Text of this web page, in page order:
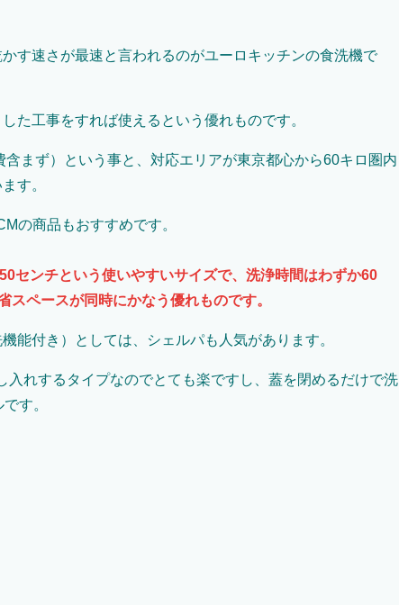
す速さが最速と言われるのがユーロキッチンの食洗機で
た工事をすれば使えるという優れものです。
まず）という事と、対応エリアが東京都心から60キロ圏内
す。
の商品もおすすめです。
センチという使いやすいサイズで、洗浄時間はわずか60
ペースが同時にかなう優れものです。
能付き）としては、シェルパも人気があります。
れするタイプなのでとても楽ですし、蓋を閉めるだけで洗
す。